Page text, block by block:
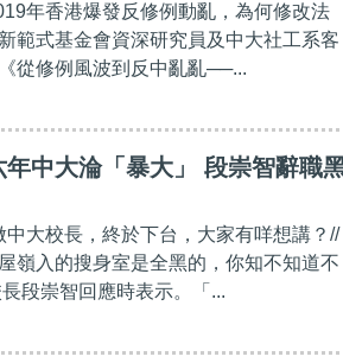
年香港爆發反修例動亂，為何修改法
範式基金會資深研究員及中大社工系客
從修例風波到反中亂亂──...
年中大淪「暴大」 段崇智辭職
大校長，終於下台，大家有咩想講？//
嶺入的搜身室是全黑的，你知不知道不
段崇智回應時表示。「...